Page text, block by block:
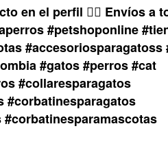
en el perfil ☝🏼 Envíos
#petshoponline
#accesoriosparagatoss
#gatos #perros #cat
#collaresparagatos
#corbatinesparagatos